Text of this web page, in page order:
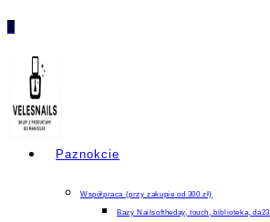
0
Paznokcie
Współpraca (przy zakupie od 300 zł)
Bazy Nailsoftheday, touch, biblioteka, da23